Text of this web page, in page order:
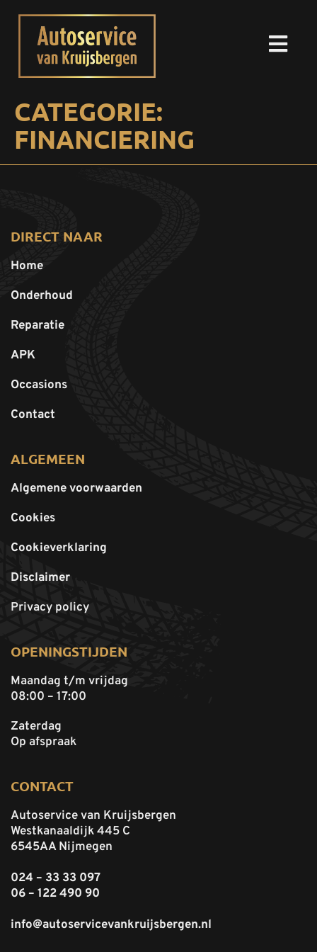
CATEGORIE:
FINANCIERING
DIRECT NAAR
Home
Onderhoud
Reparatie
APK
Occasions
Contact
ALGEMEEN
Algemene voorwaarden
Cookies
Cookieverklaring
Disclaimer
Privacy policy
OPENINGSTIJDEN
Maandag t/m vrijdag
08:00 – 17:00
Zaterdag
Op afspraak
CONTACT
Autoservice van Kruijsbergen
Westkanaaldijk 445 C
6545AA Nijmegen
024 – 33 33 097
06 – 122 490 90
info@autoservicevankruijsbergen.nl